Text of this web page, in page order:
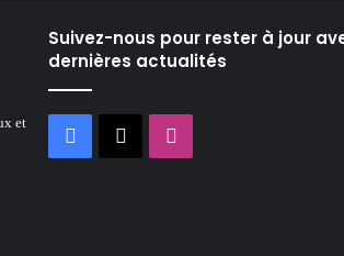
et
Suivez-nous pour rester à jour
dernières actualités
Facebook
X